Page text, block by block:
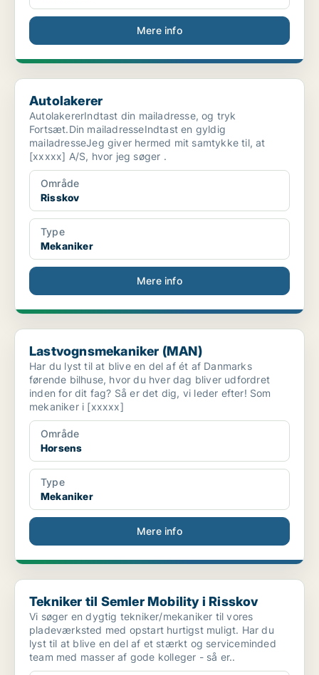
Mere info
Autolakerer
Autolakerer
AutolakererIndtast din mailadresse, og tryk
Fortsæt.Din mailadresseIndtast en gyldig
mailadresseJeg giver hermed mit samtykke til, at
[xxxxx] A/S, hvor jeg søger .
Område
Risskov
Type
Mekaniker
Mere info
Lastvognsmekaniker (MAN)
Lastvognsmekaniker (MAN)
Har du lyst til at blive en del af ét af Danmarks
førende bilhuse, hvor du hver dag bliver udfordret
inden for dit fag? Så er det dig, vi leder efter! Som
mekaniker i [xxxxx]
Område
Horsens
Type
Mekaniker
Mere info
Tekniker til Semler Mobility i Risskov
Tekniker til Semler Mobility i Risskov
Vi søger en dygtig tekniker/mekaniker til vores
pladeværksted med opstart hurtigst muligt. Har du
lyst til at blive en del af et stærkt og serviceminded
team med masser af gode kolleger - så er..